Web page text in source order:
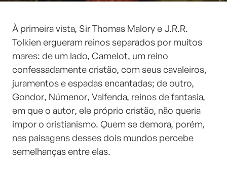
À primeira vista, Sir Thomas Malory e J.R.R.
Tolkien ergueram reinos separados por muitos
mares: de um lado, Camelot, um reino
confessadamente cristão, com seus cavaleiros,
juramentos e espadas encantadas; de outro,
Gondor, Númenor, Valfenda, reinos de fantasia,
em que o autor, ele próprio cristão, não queria
impor o cristianismo. Quem se demora, porém,
nas paisagens desses dois mundos percebe
semelhanças entre elas.